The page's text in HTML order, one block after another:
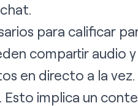
para calificar
compartir audio
en directo a la vez.
implica un